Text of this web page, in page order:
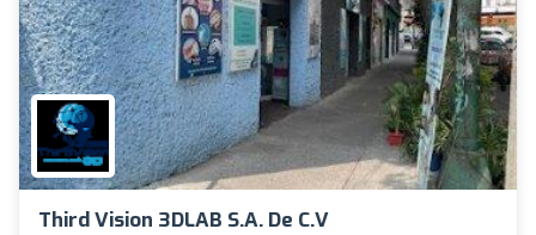
Third Vision 3DLAB S.A. De C.V